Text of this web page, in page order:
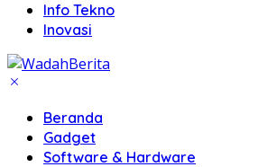
Info Tekno
Inovasi
Beranda
Gadget
Software & Hardware